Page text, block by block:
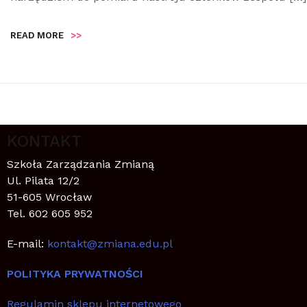
READ MORE >>
KONTAKT
Szkoła Zarządzania Zmianą
Ul. Pilata 12/2
51-605 Wrocław
Tel. 602 605 952
E-mail: kontakt@zmiana.edu.pl
POLITYKA PRYWATNOŚCI
Regulamin sklepu internetowego